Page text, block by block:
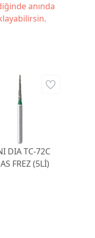
anında
DIA TC-72C
FREZ (5Lİ)